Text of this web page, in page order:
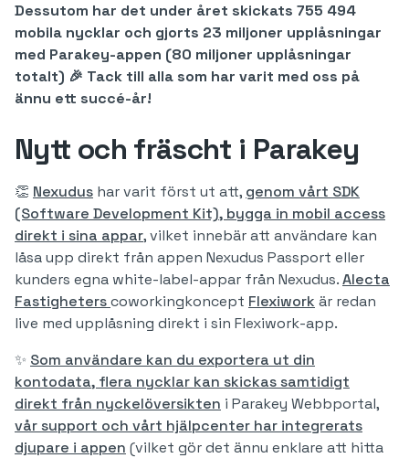
Dessutom har det under året skickats 755 494
mobila nycklar och gjorts 23 miljoner upplåsningar
med Parakey-appen (80 miljoner upplåsningar
totalt) 🎉 Tack till alla som har varit med oss på
ännu ett succé-år!
Nytt och fräscht i Parakey
👏 Nexudus har varit först ut att, genom vårt SDK
(Software Development Kit), bygga in mobil access
direkt i sina appar, vilket innebär att användare kan
låsa upp direkt från appen Nexudus Passport eller
kunders egna white-label-appar från Nexudus.Alecta
Fastigheterscoworkingkoncept Flexiwork är redan
live med upplåsning direkt i sin Flexiwork-app.
✨ Som användare kan du exportera ut din
kontodata, flera nycklar kan skickas samtidigt
direkt från nyckelöversikten i Parakey Webbportal,
vår support och vårt hjälpcenter har integrerats
djupare i appen (vilket gör det ännu enklare att hitta